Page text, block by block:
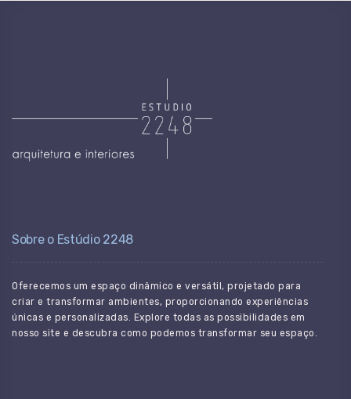
Sobre o Estúdio 2248
Oferecemos um espaço dinâmico e versátil, projetado para
criar e transformar ambientes, proporcionando experiências
únicas e personalizadas. Explore todas as possibilidades em
nosso site e descubra como podemos transformar seu espaço.